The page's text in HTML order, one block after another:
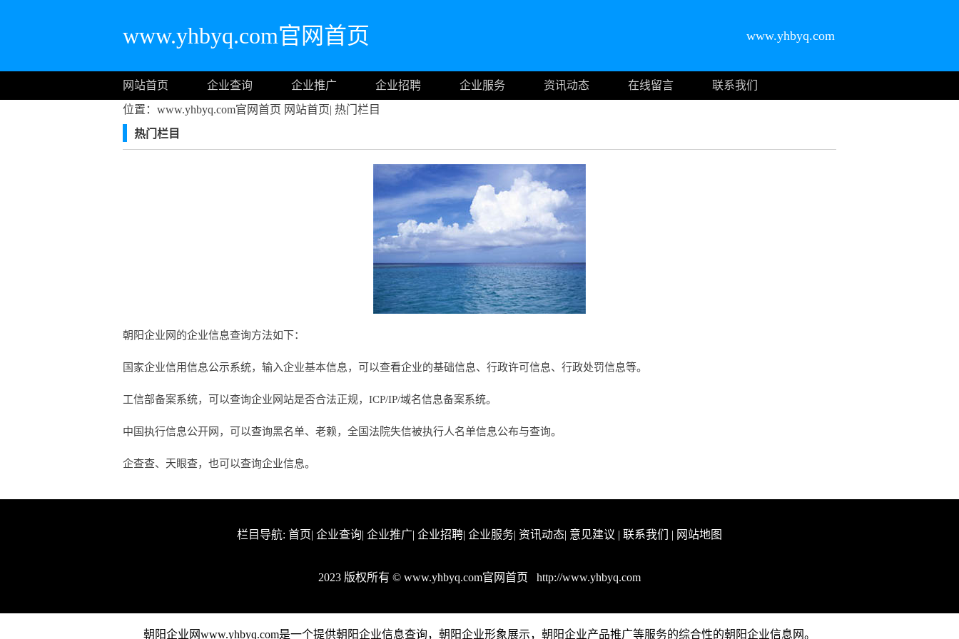
www.yhbyq.com官网首页 www.yhbyq.com
网站首页 企业查询 企业推广 企业招聘 企业服务 资讯动态 在线留言
联系我们
位置：www.yhbyq.com官网首页 网站首页| 热门栏目
热门栏目
朝阳企业网的企业信息查询方法如下：
国家企业信用信息公示系统，输入企业基本信息，可以查看企业的基础信息、行政许可信息、行政处罚信息等。
工信部备案系统，可以查询企业网站是否合法正规，ICP/IP/域名信息备案系统。
中国执行信息公开网，可以查询黑名单、老赖，全国法院失信被执行人名单信息公布与查询。
企查查、天眼查，也可以查询企业信息。
栏目导航: 首页| 企业查询| 企业推广| 企业招聘| 企业服务| 资讯动态| 意见建议 | 联系我们 | 网站地图
2023 版权所有 © www.yhbyq.com官网首页 http://www.yhbyq.com
朝阳企业网www.yhbyq.com是一个提供朝阳企业信息查询，朝阳企业形象展示，朝阳企业产品推广等服务的综合性的朝阳企业信息网。